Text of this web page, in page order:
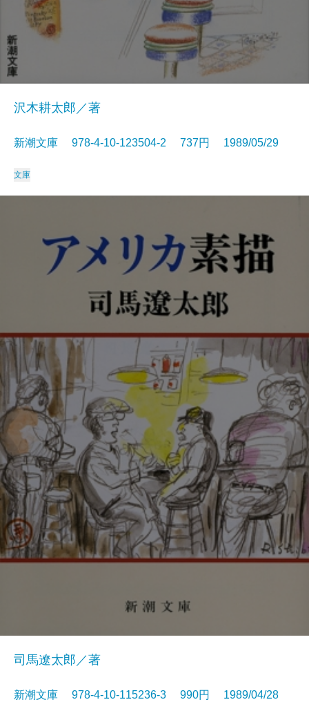
沢木耕太郎／著
新潮文庫 978-4-10-123504-2 737円 1989/05/29
文庫
司馬遼太郎／著
新潮文庫 978-4-10-115236-3 990円 1989/04/28